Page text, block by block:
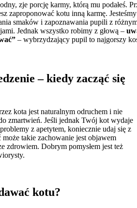
zje porcję karmy, którą mu podałeś.
zaproponować kotu inną karmę. Jesteśmy
smaków i zapoznawania pupili z
Jednak wszystko robimy z głową –
– wybrzydzający pupil to najgorszy
– kiedy zacząć się
kota jest naturalnym odruchem i nie
zmartwień. Jeśli jednak Twój kot wydaje
z apetytem, koniecznie udaj się z
takie zachowanie jest objawem
zdrowiem. Dobrym pomysłem jest też
kotu?